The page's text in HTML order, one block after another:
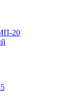
20